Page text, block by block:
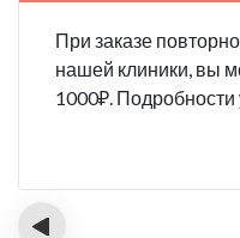
При заказе
нашей клиники, вы
1000₽. Подробности
‹